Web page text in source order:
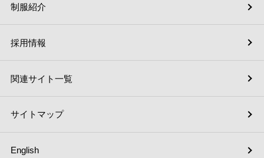
採用情報
English
関連サイト一覧
制服紹介
サイトマップ